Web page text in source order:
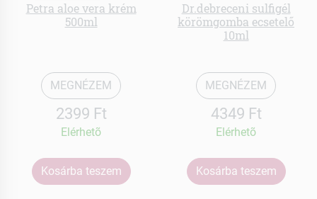
Petra aloe vera krém
500ml
MEGNÉZEM
2399 Ft
Elérhetõ
Kosárba teszem
Dr.debreceni sulfigél
körömgomba ecsetelő
10ml
MEGNÉZEM
4349 Ft
Elérhetõ
Kosárba teszem